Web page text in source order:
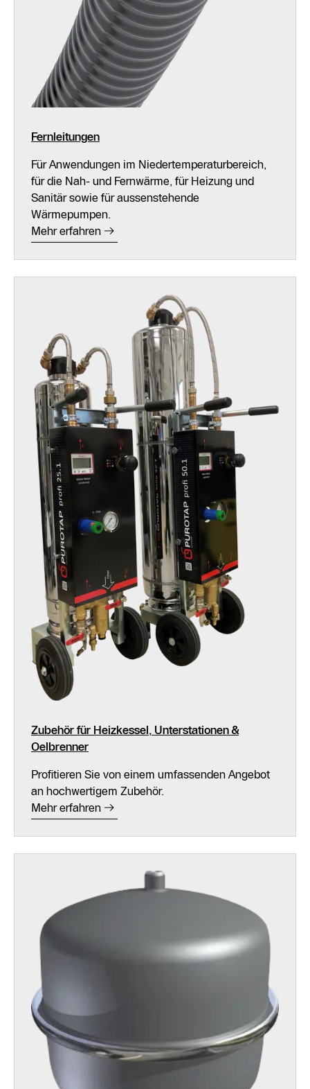
Fernleitungen
Für Anwendungen im Niedertemperaturbereich,
für die Nah- und Fernwärme, für Heizung und
Sanitär sowie für aussenstehende
Wärmepumpen.
Mehr erfahren
Zubehör für Heizkessel, Unterstationen &
Oelbrenner
Profitieren Sie von einem umfassenden Angebot
an hochwertigem Zubehör.
Mehr erfahren